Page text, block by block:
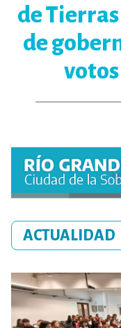
de
de
votos
ACTUALIDAD